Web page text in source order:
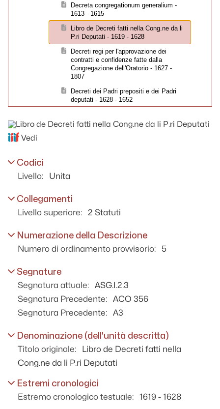
Decreta congregationum generalium -
1613 - 1615
Libro de Decreti fatti nella Cong.ne da li
P.ri Deputati - 1619 - 1628
Decreti regi per l'approvazione dei
contratti e confidenze fatte dalla
Congregazione dell'Oratorio - 1627 -
1807
Decreti dei Padri prepositi e dei Padri
deputati - 1628 - 1652
Deputati - 1628 - 1637
- 1661 - 1709
Liber decretorum Cong.nis dennalium -
1661 - 1709
Decreti della Sacra Congregazione
Actorum Congregationis Orat. Neap -
Libro dei decreti dei padri della
Congregazione deputati - 1709 - 1760
Libro delle risoluzioni de' PP. Decennali -
1760 - 1852
3 Amministri
5 Affari in genere - personale -
6 personale amministrato
Vedi
Codici
Livello: Unita
Collegamenti
Livello superiore: 2 Statuti
Numerazione della Descrizione
Numero di ordinamento provvisorio: 5
Segnature
Segnatura attuale:
ASG.I.2.3
Segnatura Precedente:
ACO 356
Segnatura Precedente:
A3
Denominazione (dell'unità descritta)
Titolo originale:
Libro de Decreti fatti nella
Cong.ne da li P.ri Deputati
Estremi cronologici
Estremo cronologico testuale: 1619 - 1628